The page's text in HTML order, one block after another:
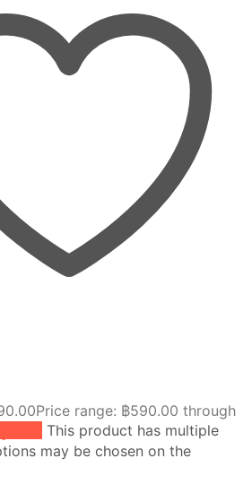
Price range: ฿590.00 through
This product has multiple
may be chosen on the